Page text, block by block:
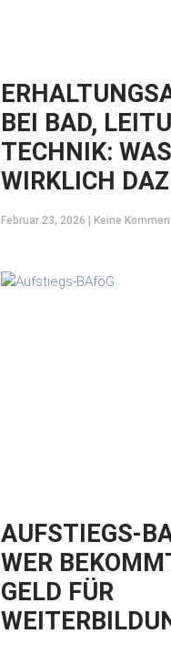
BEI BAD,
TECHNIK:
WIRKLICH
Februar 23, 2026 Keine
AUFSTIEGS-
WER
GELD FÜR